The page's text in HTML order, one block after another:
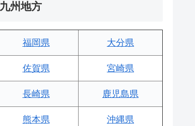
九州地方
福岡県 大分県
佐賀県 宮崎県
長崎県 鹿児島県
熊本県 沖縄県